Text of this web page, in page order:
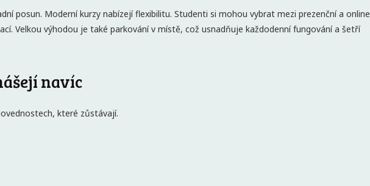
posun. Moderní kurzy nabízejí flexibilitu. Studenti si mohou vybrat mezi prezenční a online
Velkou výhodou je také parkování v místě, což usnadňuje každodenní fungování a šetří
navíc
které zůstávají.